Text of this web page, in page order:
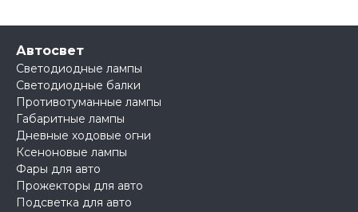
Автосвет
Светодиодные лампы
Светодиодные балки
Противотуманные лампы
Габаритные лампы
Дневные ходовые огни
Ксеноновые лампы
Фары для авто
Прожекторы для авто
Подсветка для авто